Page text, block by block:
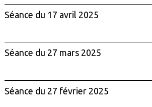
Séance du 17 avril 2025
Séance du 27 mars 2025
Séance du 27 février 2025